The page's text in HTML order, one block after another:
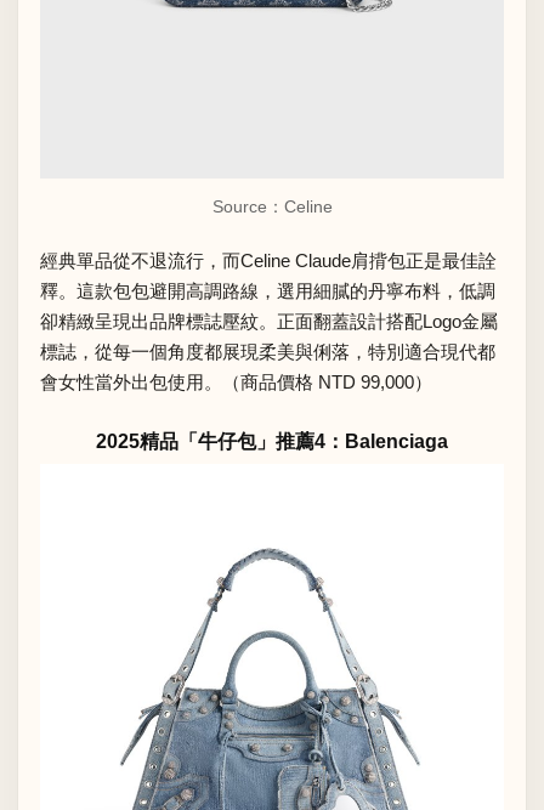
Source：Celine
經典單品從不退流行，而Celine Claude肩揹包正是最佳詮
釋。這款包包避開高調路線，選用細膩的丹寧布料，低調
卻精緻呈現出品牌標誌壓紋。正面翻蓋設計搭配Logo金屬
標誌，從每一個角度都展現柔美與俐落，特別適合現代都
會女性當外出包使用。（商品價格 NTD 99,000）
2025精品「牛仔包」推薦4：Balenciaga